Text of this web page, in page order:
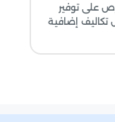
على توفير
تكاليف إضافية